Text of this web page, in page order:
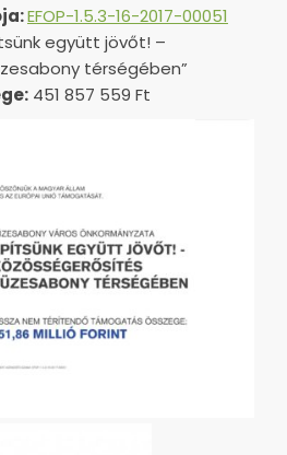
EFOP-1.5.3-16-2017-00051
együtt jövőt! –
térségében”
451 857 559 Ft